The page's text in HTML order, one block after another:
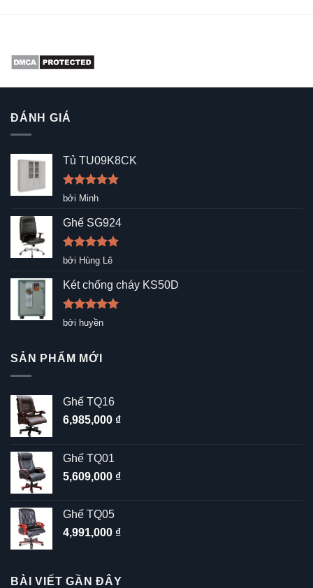
ĐÁNH GIÁ
Tủ TU09K8CK
Được xếp
sao
bởi Minh
Ghế SG924
Được xếp
5
sao
bởi Hùng Lê
Két chống cháy KS50D
Được xếp
hạng5
bởi huyền
SẢN PHẨM MỚI
Ghế TQ16
6,985,000 ₫
Ghế TQ01
5,609,000 ₫
Ghế TQ05
4,991,000 ₫
BÀI VIẾT GẦN ĐÂY